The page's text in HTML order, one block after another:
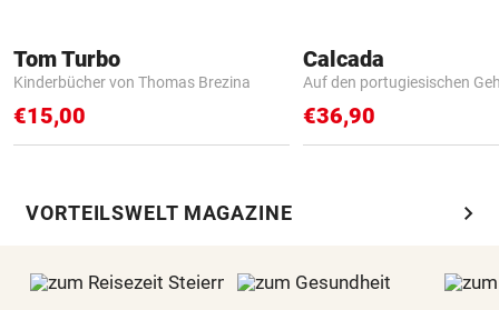
Tom Turbo
Kinderbücher von Thomas Brezina
€15,00
Calcada
Auf den portugiesischen
€36,90
VORTEILSWELT MAGAZINE chevron_right